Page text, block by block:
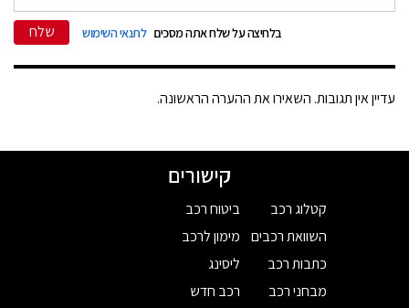
בלחיצה על שלח אתה מסכים לתנאי השימוש שלח
עדיין אין תגובות. השאירו את ההערה הראשונה.
קישורים
קטלוג רכב
השוואת רכבים
כתבות רכב
מבחני רכב
ביטוח רכב
מימון לרכב
ליסינג
רכב חדש